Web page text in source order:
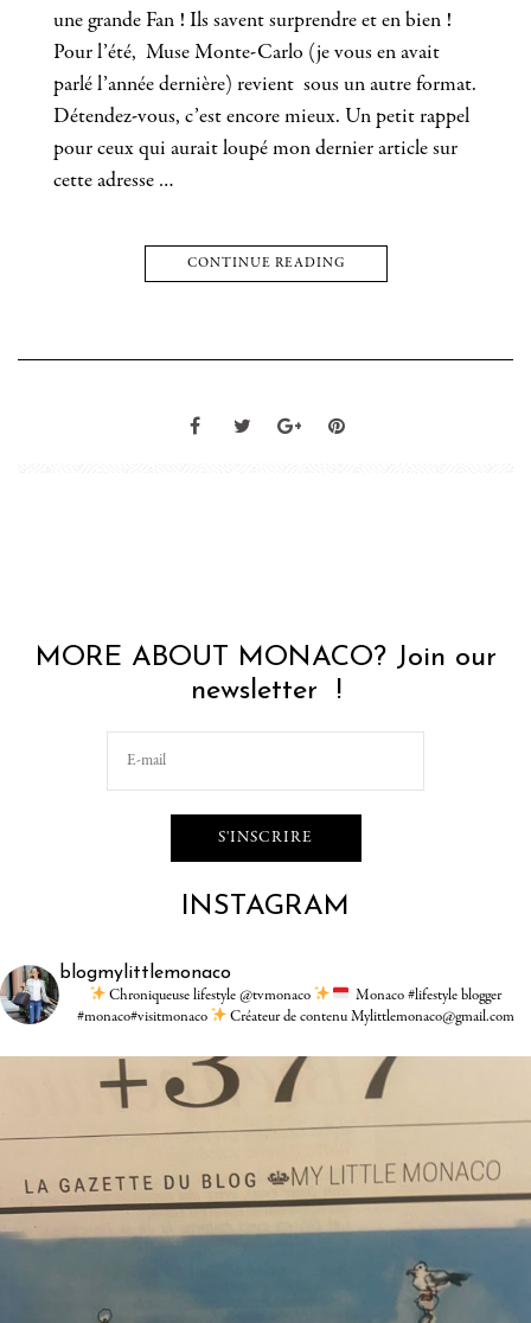
une grande Fan ! Ils savent surprendre et en bien !
Pour l’été, Muse Monte-Carlo (je vous en avait
parlé l’année dernière) revient sous un autre format.
Détendez-vous, c’est encore mieux. Un petit rappel
pour ceux qui aurait loupé mon dernier article sur
cette adresse …
CONTINUE READING
MORE ABOUT MONACO? Join our
newsletter !
INSTAGRAM
blogmylittlemonaco
Chroniqueuse lifestyle @tvmonaco
Monaco #lifestyle blogger
#monaco#visitmonaco
Créateur de contenu Mylittlemonaco@gmail.com